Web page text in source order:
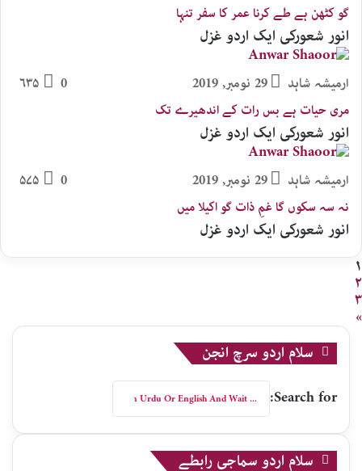
گو کٹھن ہے طے کرنا عمر کا سفر تنہا
انور شعورکی ایک اردو غزل
ارمیشہ شاہد 29 نومبر, 2019 0
مری حیات ہے بس رات کے اندھیرے تک
انور شعورکی ایک اردو غزل
ارمیشہ شاہد 29 نومبر, 2019 0
نہ سہ سکوں گا غمِ ذات گو اکیلا میں
انور شعورکی ایک اردو غزل
۱
۲
۳
»
سلام اردو سرچ انجن
Search for:
سلام اردو سماجی رابطے